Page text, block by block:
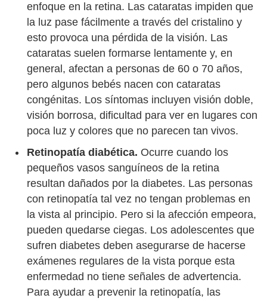
enfoque en la retina. Las cataratas impiden que
la luz pase fácilmente a través del cristalino y
esto provoca una pérdida de la visión. Las
cataratas suelen formarse lentamente y, en
general, afectan a personas de 60 o 70 años,
pero algunos bebés nacen con cataratas
congénitas. Los síntomas incluyen visión doble,
visión borrosa, dificultad para ver en lugares con
poca luz y colores que no parecen tan vivos.
Retinopatía diabética. Ocurre cuando los
pequeños vasos sanguíneos de la retina
resultan dañados por la diabetes. Las personas
con retinopatía tal vez no tengan problemas en
la vista al principio. Pero si la afección empeora,
pueden quedarse ciegas. Los adolescentes que
sufren diabetes deben asegurarse de hacerse
exámenes regulares de la vista porque esta
enfermedad no tiene señales de advertencia.
Para ayudar a prevenir la retinopatía, las